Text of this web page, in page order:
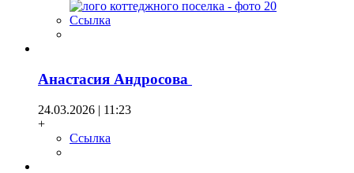
Ссылка
Анастасия Андросова
24.03.2026 | 11:23
+
Ссылка